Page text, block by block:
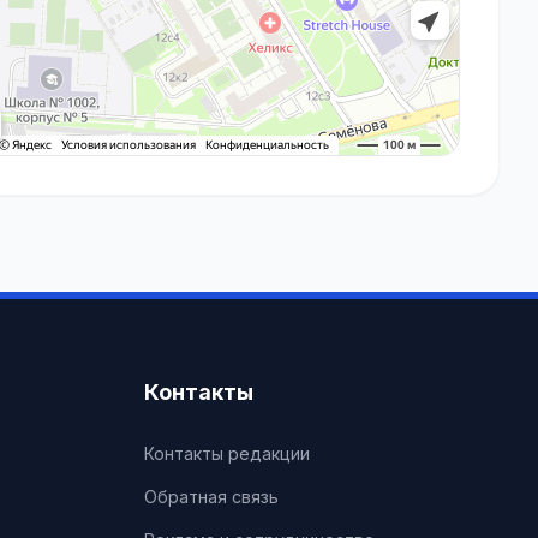
Контакты
Контакты редакции
Обратная связь